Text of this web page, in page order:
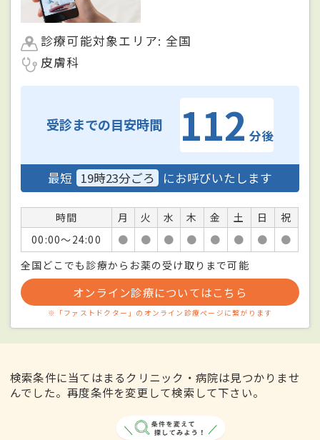
診療可能対象エリア: 全国
皮膚科
受診までの目安時間 112 分後
最短 19時23分ごろ にお呼びいたします
時間 月 火 水 木 金 土 日
祝
00:00〜24:00
● ● ● ● ● ● ●
●
全国どこでも診療からお薬の受け取りまで可能
オンライン診療についてはこちら
※「ファストドクター」のオンライン診療ページに繋がります
検索条件に当てはまるクリニック・病院は見つかりませ
んでした。再度条件を変更して検索して下さい。